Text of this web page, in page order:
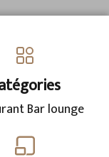
Bar lounge